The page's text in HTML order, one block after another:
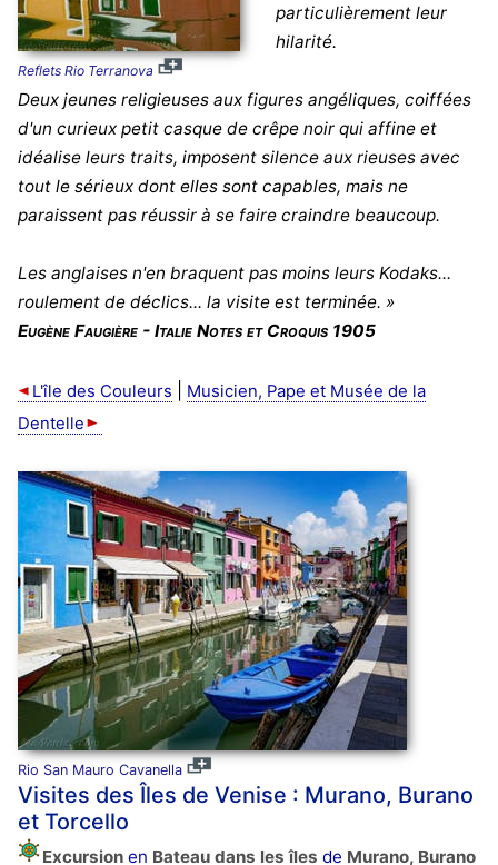
Reflets Rio Terranova
particulièrement leur
hilarité.
Deux jeunes religieuses aux figures angéliques, coiffées
d'un curieux petit casque de crêpe noir qui affine et
idéalise leurs traits, imposent silence aux rieuses avec
tout le sérieux dont elles sont capables, mais ne
paraissent pas réussir à se faire craindre beaucoup.
Les anglaises n'en braquent pas moins leurs Kodaks...
roulement de déclics... la visite est terminée. »
Eugène Faugière - Italie Notes et Croquis 1905
L'île des Couleurs
Musicien, Pape et Musée de la
Dentelle
Rio San Mauro Cavanella
Visites des Îles de Venise : Murano, Burano
et Torcello
Excursionen Bateau dans les îles de Murano, Burano